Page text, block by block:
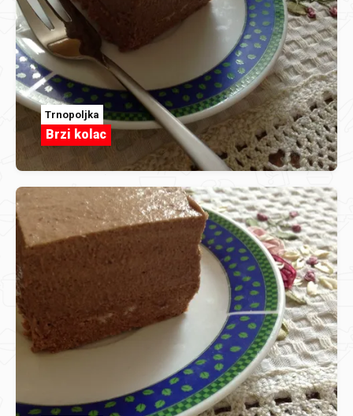
Trnopoljka
Brzi kolac